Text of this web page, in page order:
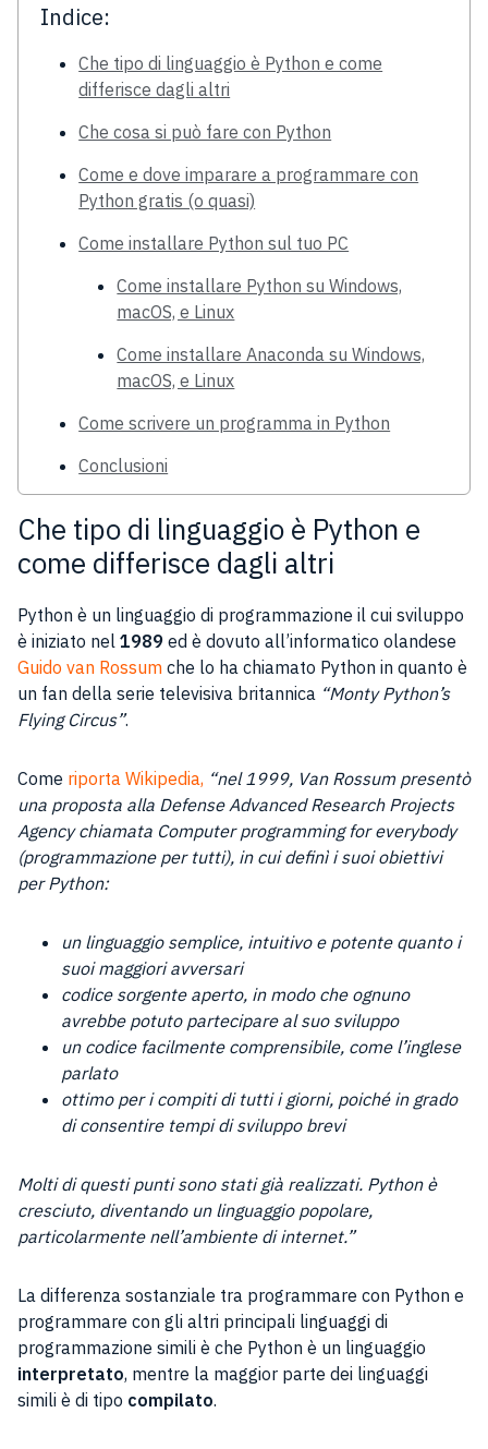
Indice:
Che tipo di linguaggio è Python e come
differisce dagli altri
Che cosa si può fare con Python
Come e dove imparare a programmare con
Python gratis (o quasi)
Come installare Python sul tuo PC
Come installare Python su Windows,
macOS, e Linux
Come installare Anaconda su Windows,
macOS, e Linux
Come scrivere un programma in Python
Conclusioni
Che tipo di linguaggio è Python e
come differisce dagli altri
Python è un linguaggio di programmazione il cui sviluppo
è iniziato nel 1989 ed è dovuto all’informatico olandese
Guido van Rossum che lo ha chiamato Python in quanto è
un fan della serie televisiva britannica “Monty Python’s
Flying Circus”.
Come riporta Wikipedia, “nel 1999, Van Rossum presentò
una proposta alla Defense Advanced Research Projects
Agency chiamata Computer programming for everybody
(programmazione per tutti), in cui definì i suoi obiettivi
per Python:
un linguaggio semplice, intuitivo e potente quanto i
suoi maggiori avversari
codice sorgente aperto, in modo che ognuno
avrebbe potuto partecipare al suo sviluppo
un codice facilmente comprensibile, come l’inglese
parlato
ottimo per i compiti di tutti i giorni, poiché in grado
di consentire tempi di sviluppo brevi
Molti di questi punti sono stati già realizzati. Python è
cresciuto, diventando un linguaggio popolare,
particolarmente nell’ambiente di internet.”
La differenza sostanziale tra programmare con Python e
programmare con gli altri principali linguaggi di
programmazione simili è che Python è un linguaggio
interpretato, mentre la maggior parte dei linguaggi
simili è di tipo compilato.